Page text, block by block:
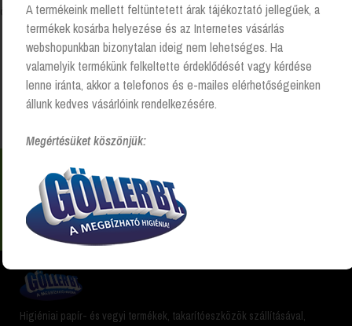
Összesen 1 találat
Kezdőlap
“midi toalettpapír” címkével rendelkező
termékek
Nem találsz valamit? Hívj és segítünk Hétfőtől -
péntekig 8:00 -17:00 +36 20 223 8470
Higiéniai papír- és vegyi termékek, takarítóeszközök szállításával,
A termékeink mellett feltüntetett árak tájékoztató jellegűek, a
termékek kosárba helyezése és az Internetes vásárlás
webshopunkban bizonytalan ideig nem lehetséges. Ha
valamelyik termékünk felkeltette érdeklődését vagy kérdése
lenne iránta, akkor a telefonos és e-mailes elérhetőségeinken
állunk kedves vásárlóink rendelkezésére.
Megértésüket köszönjük: